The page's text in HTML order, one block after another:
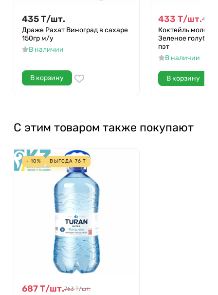
435Т/шт.
Драже Рахат Виноград в сахаре
150гр м/у
В наличии
В корзину
433 Т/шт.475
Коктейль
Зеленое
пэт
В наличии
В корзину
С этим товаром также покупают
- 10% ВЫГОДА 76 Т
687Т/шт.763 Т/шт.